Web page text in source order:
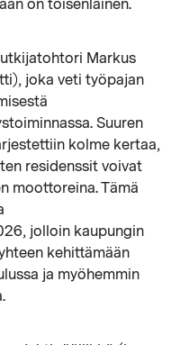
on toisenlainen.
Markus
joka veti työpajan
Suuren
kolme kertaa,
residenssit voivat
moottoreina. Tämä
jolloin kaupungin
kehittämään
ja myöhemmin